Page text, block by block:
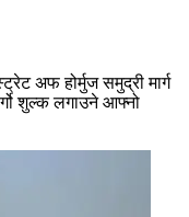
अफ होर्मुज समुद्री मार्ग
शुल्क लगाउने आफ्नो